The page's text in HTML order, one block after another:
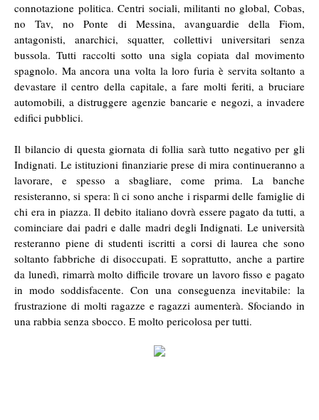
connotazione politica. Centri sociali, militanti no global, Cobas,
no Tav, no Ponte di Messina, avanguardie della Fiom,
antagonisti, anarchici, squatter, collettivi universitari senza
bussola. Tutti raccolti sotto una sigla copiata dal movimento
spagnolo. Ma ancora una volta la loro furia è servita soltanto a
devastare il centro della capitale, a fare molti feriti, a bruciare
automobili, a distruggere agenzie bancarie e negozi, a invadere
edifici pubblici.
Il bilancio di questa giornata di follia sarà tutto negativo per gli
Indignati. Le istituzioni finanziarie prese di mira continueranno a
lavorare, e spesso a sbagliare, come prima. La banche
resisteranno, si spera: lì ci sono anche i risparmi delle famiglie di
chi era in piazza. Il debito italiano dovrà essere pagato da tutti, a
cominciare dai padri e dalle madri degli Indignati. Le università
resteranno piene di studenti iscritti a corsi di laurea che sono
soltanto fabbriche di disoccupati. E soprattutto, anche a partire
da lunedì, rimarrà molto difficile trovare un lavoro fisso e pagato
in modo soddisfacente. Con una conseguenza inevitabile: la
frustrazione di molti ragazze e ragazzi aumenterà. Sfociando in
una rabbia senza sbocco. E molto pericolosa per tutti.